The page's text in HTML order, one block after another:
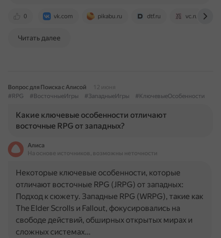
0 vk.com pikabu.ru dtf.ru vc.ru
Читать далее
Вопрос для Поиска с Алисой
12 июня
#RPG
#ВосточныеИгры #ЗападныеИгры #КлючевыеОсобенности
Какие ключевые особенности отличают
восточные RPG от западных?
Алиса
На основе источников, возможны неточности
Некоторые ключевые особенности, которые
отличают восточные RPG (JRPG) от западных:
Подход к сюжету. Западные RPG (WRPG), такие как
The Elder Scrolls и Fallout, фокусировались на
свободе действий, обширных открытых мирах и
сложных системах…